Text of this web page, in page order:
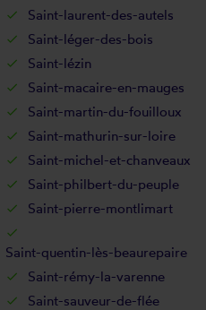
Saint-laurent-des-autels
Saint-léger-des-bois
Saint-lézin
Saint-macaire-en-mauges
Saint-martin-du-fouilloux
Saint-mathurin-sur-loire
Saint-michel-et-chanveaux
Saint-philbert-du-peuple
Saint-pierre-montlimart
Saint-quentin-lès-beaurepaire
Saint-rémy-la-varenne
Saint-sauveur-de-flée